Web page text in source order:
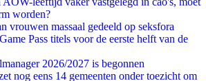
worden?
vrouwen massaal gedeeld op seksfora
Pass titels voor de eerste helft van de
2026/2027 is begonnen
nog eens 14 gemeenten onder toezicht om